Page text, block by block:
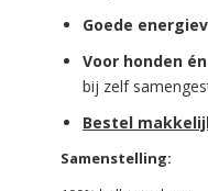
Goede
Voor honden
bij zelf
Bestel
Samenstelling: